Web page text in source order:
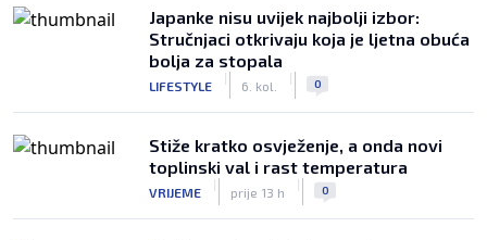
Japanke nisu uvijek najbolji izbor:
Stručnjaci otkrivaju koja je ljetna obuća
bolja za stopala
LIFESTYLE
|
6. kol.
| 0
Stiže kratko osvježenje, a onda novi
toplinski val i rast temperatura
VRIJEME
|
prije 13 h
| 0